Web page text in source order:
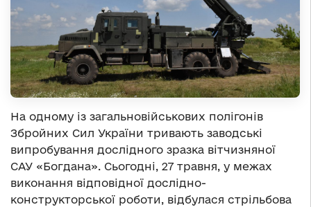
На одному із загальновійськових полігонів
Збройних Сил України тривають заводські
випробування дослідного зразка вітчизняної
САУ «Богдана». Сьогодні, 27 травня, у межах
виконання відповідної дослідно-
конструкторської роботи, відбулася стрільбова